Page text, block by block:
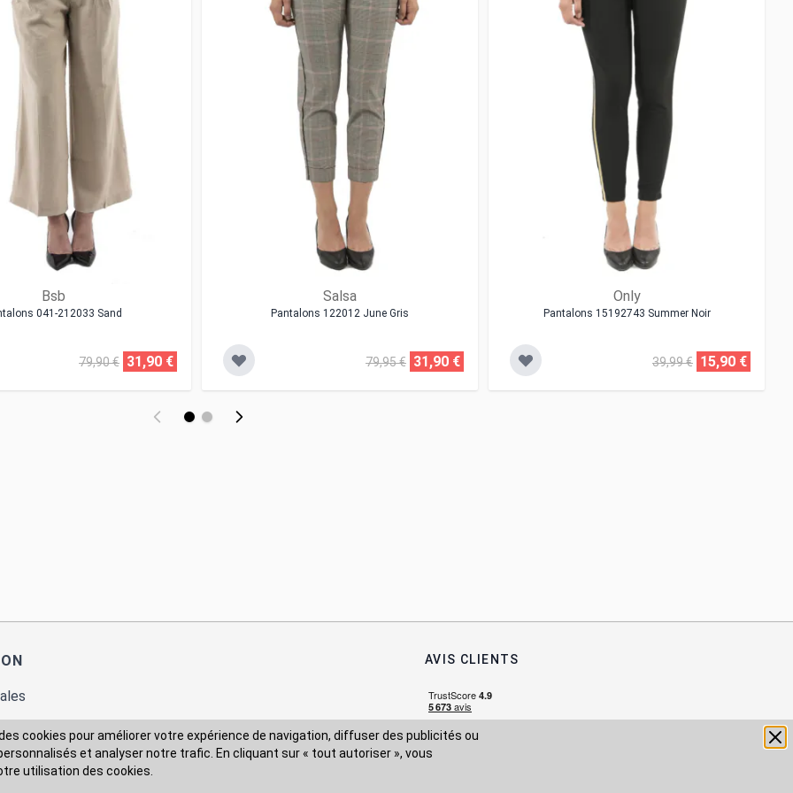
cookies pour améliorer votre expérience de navigation, diffuser des publicités ou
et analyser notre trafic. En cliquant sur « tout autoriser », vous
utilisation des cookies.
Bsb
041-212033 Sand
79,90 € 31,90 €
Salsa
Pantalons 122012 June Gris
79,95 € 31,90 €
Only
Pantalons 15192743 Summer Noir
39,99 € 15,90 €
données
AVIS CLIENTS